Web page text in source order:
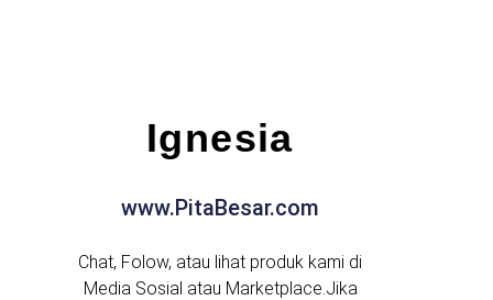
Ignesia
www.PitaBesar.com
Chat, Folow, atau lihat produk kami di
Media Sosial atau Marketplace.Jika